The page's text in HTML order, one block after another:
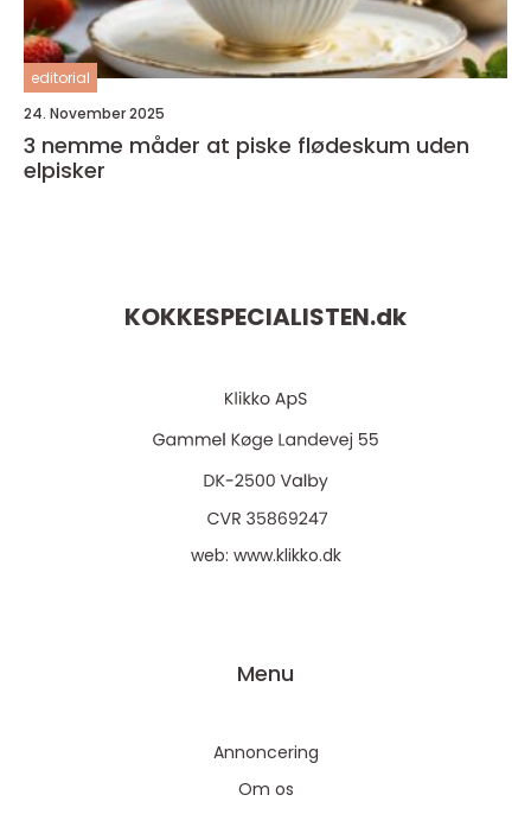
editorial
24. November 2025
3 nemme måder at piske flødeskum uden
elpisker
KOKKESPECIALISTEN.dk
web: www.klikko.dk
Menu
Annoncering
Om os